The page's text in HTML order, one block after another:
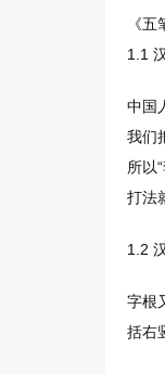
《
1.1
中国
我们
所以
打法
1.2
字根
括右